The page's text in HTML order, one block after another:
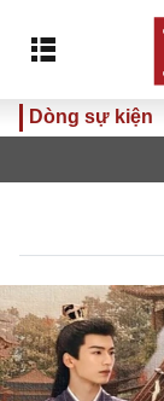
Dòng sự kiện
nhất, Quốc hội